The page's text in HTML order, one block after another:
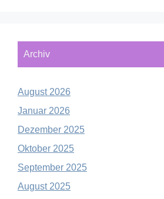
Archiv
August 2026
Januar 2026
Dezember 2025
Oktober 2025
September 2025
August 2025